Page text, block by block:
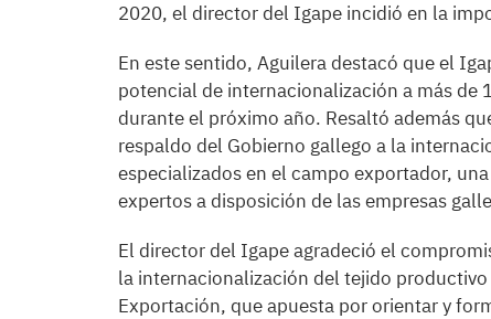
2020, el director del Igape incidió en la
En este sentido, Aguilera destacó que el
potencial de internacionalización a más de
durante el próximo año. Resaltó además
respaldo del Gobierno gallego a la
especializados en el campo exportador,
expertos a disposición de las empresas
El director del Igape agradeció el
la internacionalización del tejido
Exportación, que apuesta por orientar y